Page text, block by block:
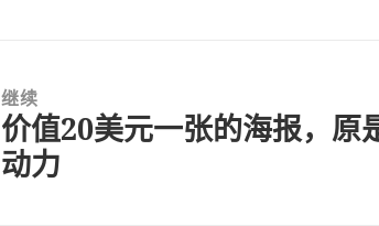
继续
下
篇
价值20美元一张的海报，
动力